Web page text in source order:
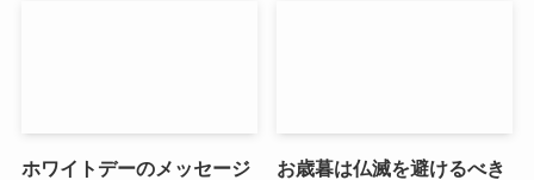
ホワイトデーのメッセージ
お歳暮は仏滅を避けるべき